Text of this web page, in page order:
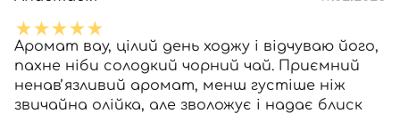
Аромат вау, цілий день ходжу і відчуваю його,
пахне ніби солодкий чорний чай. Приємний
ненавʼязливий аромат, менш густіше ніж
звичайна олійка, але зволожує і надає блиск